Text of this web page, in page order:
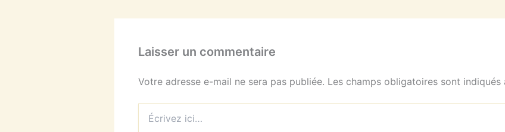
Laisser un commentaire
Votre adresse e-mail ne sera pas publiée. Les champs obligatoires sont indiqués
ici…